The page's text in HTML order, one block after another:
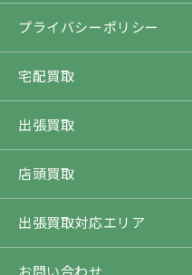
プライバシーポリシー
宅配買取
出張買取
店頭買取
出張買取対応エリア
お問い合わせ